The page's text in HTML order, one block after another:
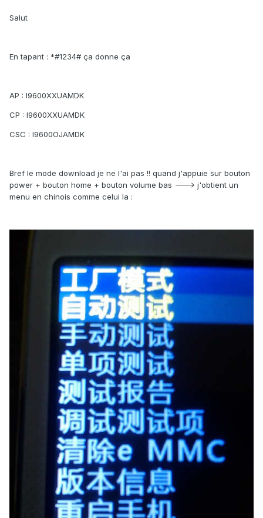
Salut
En tapant : *#1234# ça donne ça
AP : I9600XXUAMDK
CP : I9600XXUAMDK
CSC : I9600OJAMDK
Bref le mode download je ne l'ai pas !! quand j'appuie sur bouton
power + bouton home + bouton volume bas ---> j'obtient un
menu en chinois comme celui la :